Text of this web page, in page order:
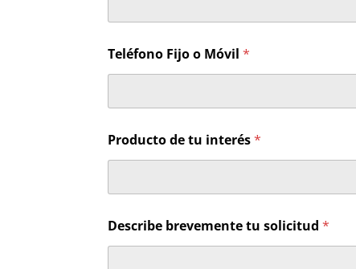
Teléfono Fijo o Móvil*
Producto de tu interés*
e
l
Describe brevemente tu solicitud*